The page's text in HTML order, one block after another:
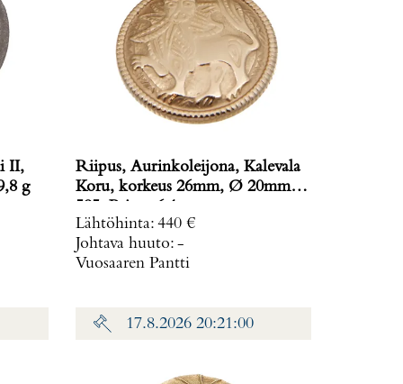
II,
19,8 g
Riipus, Aurinkoleijona, Kalevala
Koru, korkeus 26mm, Ø 20mm,
Lähtöhinta: 440 €
Johtava huuto: -
Vuosaaren Pantti
17.8.2026 20:21:00